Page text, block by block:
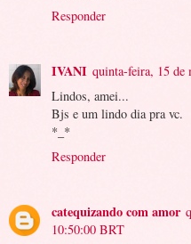
Responder
IVANI quinta-feira, 15 de
Lindos, amei...
Bjs e um lindo dia pra vc.
*_*
Responder
catequizando com amor
10:50:00 BRT